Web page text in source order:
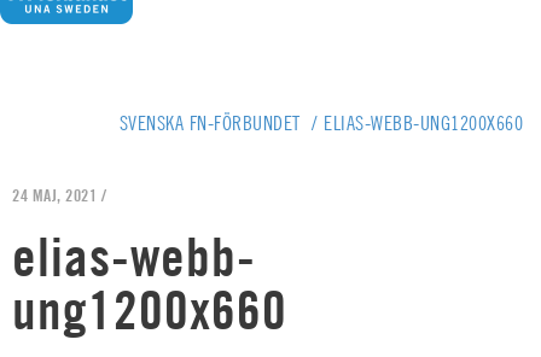
SVENSKA FN-FÖRBUNDET / ELIAS-WEBB-UNG1200X660
24 MAJ, 2021 /
elias-webb-
ung1200x660